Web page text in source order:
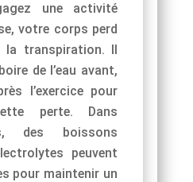
une activité
votre corps perd
la transpiration. Il
de l’eau avant,
l’exercice pour
perte. Dans
des boissons
peuvent
pour maintenir un